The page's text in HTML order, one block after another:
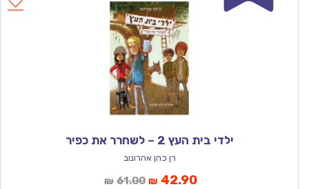
ילדי בית העץ 2 – לשחרר את כפיר
רן כהן אהרונוב
₪ 61.00המחיר
₪ 42.90המחיר